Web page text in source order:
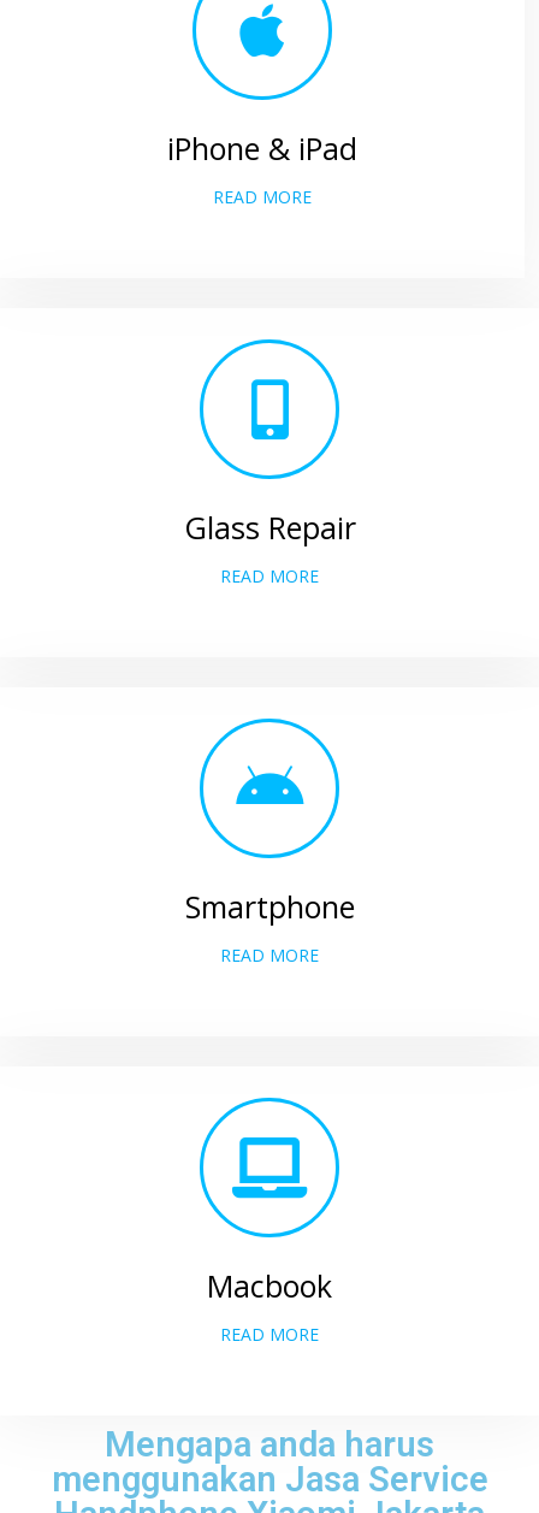
iPhone & iPad
READ MORE
Glass Repair
READ MORE
Smartphone
READ MORE
Macbook
READ MORE
Mengapa anda harus
menggunakan Jasa Service